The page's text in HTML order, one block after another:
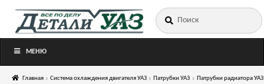
Перейти
Перейти
Искать:
МЕНЮ
Главная Система охлаждения двигателя УАЗ Патрубки УАЗ
Патрубки радиатора УАЗ